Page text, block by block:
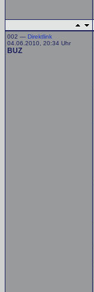
002 — Direktlink
04.06.2010, 20:34 Uhr
BUZ